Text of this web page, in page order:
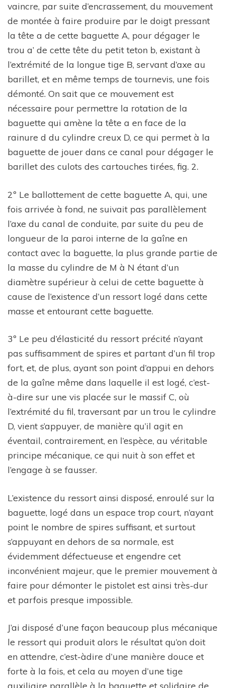
vaincre, par suite d’encrassement, du mouvement
de montée à faire produire par le doigt pressant
la tête a de cette baguette A, pour dégager le
trou a’ de cette tête du petit teton b, existant à
l’extrémité de la longue tige B, servant d’axe au
barillet, et en même temps de tournevis, une fois
démonté. On sait que ce mouvement est
nécessaire pour permettre la rotation de la
baguette qui amène la tête a en face de la
rainure d du cylindre creux D, ce qui permet à la
baguette de jouer dans ce canal pour dégager le
barillet des culots des cartouches tirées, fig. 2.
2º Le ballottement de cette baguette A, qui, une
fois arrivée à fond, ne suivait pas parallèlement
l’axe du canal de conduite, par suite du peu de
longueur de la paroi interne de la gaîne en
contact avec la baguette, la plus grande partie de
la masse du cylindre de M à N étant d’un
diamètre supérieur à celui de cette baguette à
cause de l’existence d’un ressort logé dans cette
masse et entourant cette baguette.
3º Le peu d’élasticité du ressort précité n’ayant
pas suffisamment de spires et partant d’un fil trop
fort, et, de plus, ayant son point d’appui en dehors
de la gaîne même dans laquelle il est logé, c’est-
à-dire sur une vis placée sur le massif C, où
l’extrémité du fil, traversant par un trou le cylindre
D, vient s’appuyer, de manière qu’il agit en
éventail, contrairement, en l’espèce, au véritable
principe mécanique, ce qui nuit à son effet et
l’engage à se fausser.
L’existence du ressort ainsi disposé, enroulé sur la
baguette, logé dans un espace trop court, n’ayant
point le nombre de spires suffisant, et surtout
s’appuyant en dehors de sa normale, est
évidemment défectueuse et engendre cet
inconvénient majeur, que le premier mouvement à
faire pour démonter le pistolet est ainsi très-dur
et parfois presque impossible.
J’ai disposé d’une façon beaucoup plus mécanique
le ressort qui produit alors le résultat qu’on doit
en attendre, c’est-àdire d’une manière douce et
forte à la fois, et cela au moyen d’une tige
auxiliaire parallèle à la baguette et solidaire de